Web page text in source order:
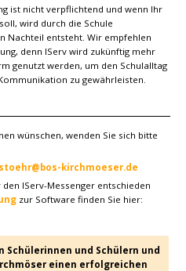
ist nicht verpflichtend und wenn Ihr
wird durch die Schule
Nachteil entsteht. Wir empfehlen
denn IServ wird zukünftig mehr
genutzt werden, um den Schulalltag
zu gewährleisten.
wünschen, wenden Sie sich bitte
stoehr@bos-kirchmoeser.de
IServ-Messenger entschieden
zur Software finden Sie hier:
Schülerinnen und Schülern und
einen erfolgreichen